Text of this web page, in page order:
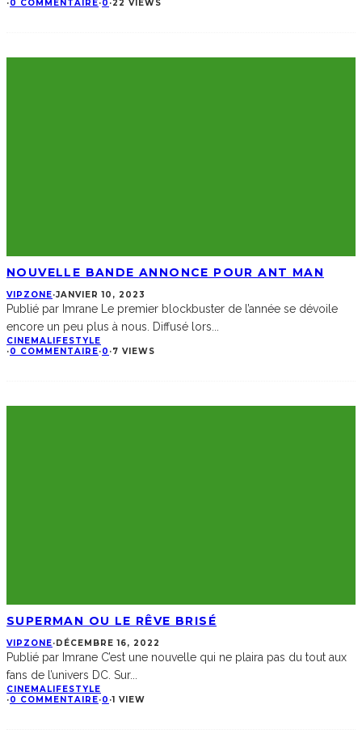
·0 COMMENTAIRE·0 ·22 VIEWS
NOUVELLE BANDE ANNONCE POUR ANT MAN
VIPZONE·JANVIER 10, 2023
Publié par Imrane Le premier blockbuster de l’année se dévoile
encore un peu plus à nous. Diffusé lors
CINEMALIFESTYLE
·0 COMMENTAIRE·0 ·7 VIEWS
SUPERMAN OU LE RÊVE BRISÉ
VIPZONE·DÉCEMBRE 16, 2022
Publié par Imrane C’est une nouvelle qui ne plaira pas du tout aux
fans de l’univers DC. Sur...
CINEMALIFESTYLE
·0 COMMENTAIRE·0 ·1 VIEW